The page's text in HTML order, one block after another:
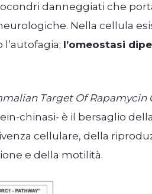
danneggiati che
Nella cellula
l’omeostasi
Target Of Rapamycin
chinasi- è il bersaglio
cellulare, della
e della motilità.